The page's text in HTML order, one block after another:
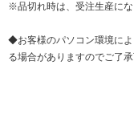
※品切れ時は、受注生産にな
◆お客様のパソコン環境に
る場合がありますのでご了承